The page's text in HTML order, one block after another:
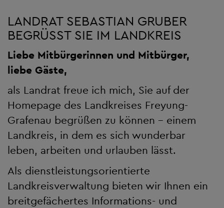
LANDRAT SEBASTIAN GRUBER
BEGRÜSST SIE IM LANDKREIS
Liebe Mitbürgerinnen und Mitbürger,
liebe Gäste,
als Landrat freue ich mich, Sie auf der
Homepage des Landkreises Freyung-
Grafenau begrüßen zu können – einem
Landkreis, in dem es sich wunderbar
leben, arbeiten und urlauben lässt.
Als dienstleistungsorientierte
Landkreisverwaltung bieten wir Ihnen ein
breitgefächertes Informations- und